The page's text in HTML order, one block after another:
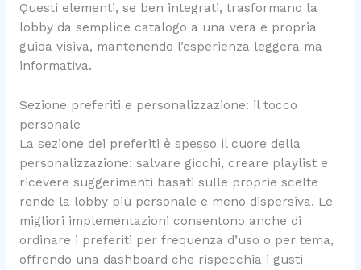
Questi elementi, se ben integrati, trasformano la
lobby da semplice catalogo a una vera e propria
guida visiva, mantenendo l’esperienza leggera ma
informativa.
Sezione preferiti e personalizzazione: il tocco
personale
La sezione dei preferiti è spesso il cuore della
personalizzazione: salvare giochi, creare playlist e
ricevere suggerimenti basati sulle proprie scelte
rende la lobby più personale e meno dispersiva. Le
migliori implementazioni consentono anche di
ordinare i preferiti per frequenza d’uso o per tema,
offrendo una dashboard che rispecchia i gusti